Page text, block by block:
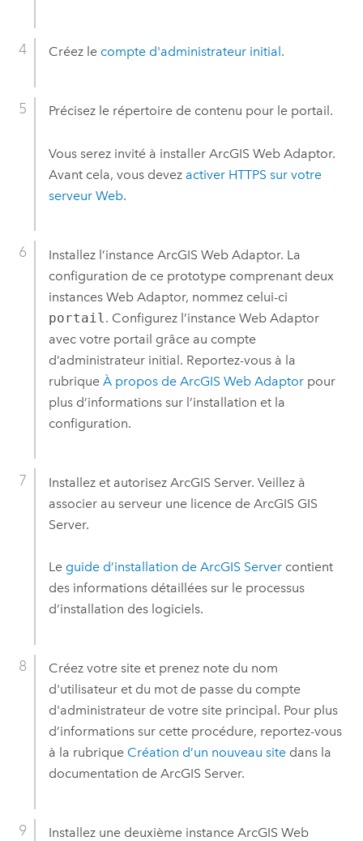
Créez le compte d'administrateur initial .
Précisez le répertoire de contenu pour le portail.
Vous serez invité à installer ArcGIS Web Adaptor.
Avant cela, vous devez activer HTTPS sur votre
serveur Web.
Installez l’instance ArcGIS Web Adaptor. La
configuration de ce prototype comprenant deux
instances Web Adaptor, nommez celui-ci
portail. Configurez l’instance Web Adaptor
avec votre portail grâce au compte
d’administrateur initial. Reportez-vous à la
rubrique À propos de ArcGIS Web Adaptorpour
plus d’informations sur l’installation et la
configuration.
Installez et autorisez ArcGIS Server. Veillez à
associer au serveur une licence de ArcGIS GIS
Server.
Le guide d’installation de ArcGIS Servercontient
des informations détaillées sur le processus
d’installation des logiciels.
Créez votre site et prenez note du nom
d'utilisateur et du mot de passe du compte
d'administrateur de votre site principal. Pour plus
d’informations sur cette procédure, reportez-vous
à la rubrique Création d’un nouveau sitedans la
documentation de ArcGIS Server.
Installez une deuxième instance ArcGIS Web